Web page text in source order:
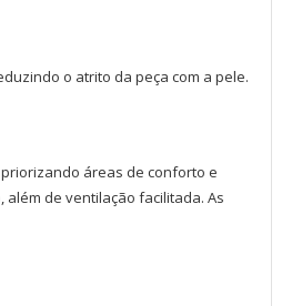
o atrito da peça com a pele.
áreas de conforto e
de ventilação facilitada. As